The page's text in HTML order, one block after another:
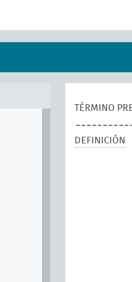
TÉRMINO
DEFINICIÓN